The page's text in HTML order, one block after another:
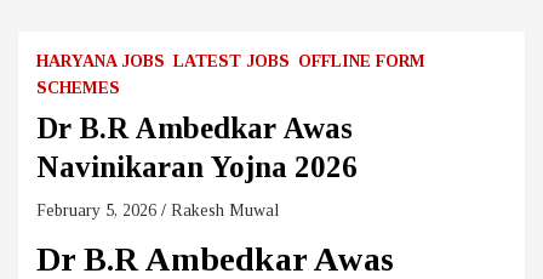
HARYANA JOBS LATEST JOBS OFFLINE FORM
SCHEMES
Dr B.R Ambedkar Awas
Navinikaran Yojna 2026
February 5, 2026 Rakesh Muwal
Dr B.R Ambedkar Awas